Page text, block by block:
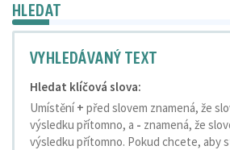
HLEDAT
VYHLEDÁVANÝ TEXT
Hledat klíčová slova:
Umístění+ před slovem znamená, že
výsledku přítomno, a - znamená, že
výsledku přítomno. Pokud chcete, aby